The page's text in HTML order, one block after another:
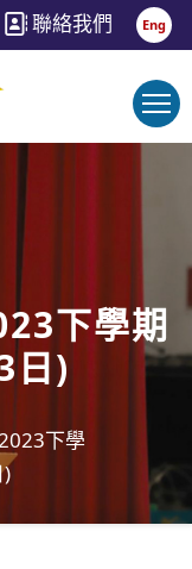
聯絡我們 Eng
下學期
日)
下學